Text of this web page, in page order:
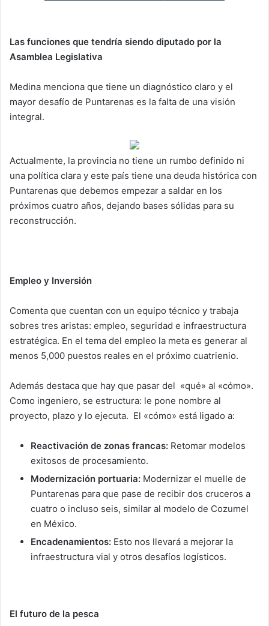
Las funciones que tendría siendo diputado por la
Asamblea Legislativa
Medina menciona que tiene un diagnóstico claro y el
mayor desafío de Puntarenas es la falta de una visión
integral.
Actualmente, la provincia no tiene un rumbo definido ni
una política clara y este país tiene una deuda histórica con
Puntarenas que debemos empezar a saldar en los
próximos cuatro años, dejando bases sólidas para su
reconstrucción.
Empleo y Inversión
Comenta que cuentan con un equipo técnico y trabaja
sobres tres aristas: empleo, seguridad e infraestructura
estratégica. En el tema del empleo la meta es generar al
menos 5,000 puestos reales en el próximo cuatrienio.
Además destaca que hay que pasar del «qué» al «cómo».
Como ingeniero, se estructura: le pone nombre al
proyecto, plazo y lo ejecuta. El «cómo» está ligado a:
Reactivación de zonas francas: Retomar modelos
exitosos de procesamiento.
Modernización portuaria: Modernizar el muelle de
Puntarenas para que pase de recibir dos cruceros a
cuatro o incluso seis, similar al modelo de Cozumel
en México.
Encadenamientos: Esto nos llevará a mejorar la
infraestructura vial y otros desafíos logísticos.
El futuro de la pesca